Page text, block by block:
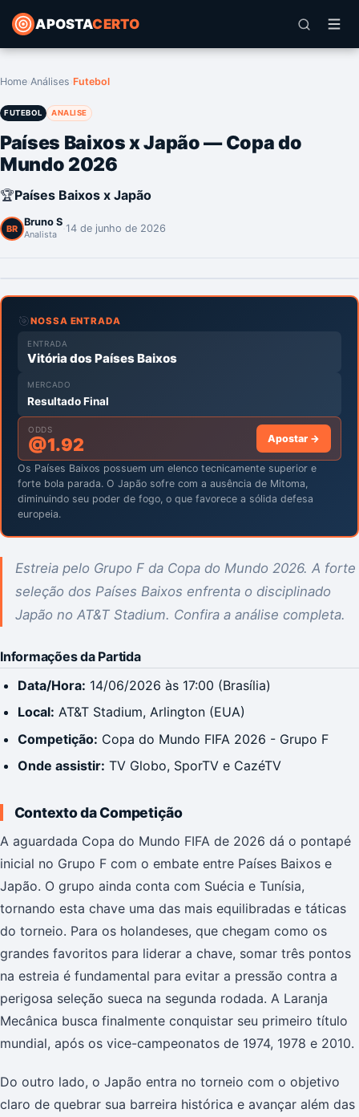
APOSTACERTO
Home Análises Futebol
FUTEBOL ANALISE
Países Baixos x Japão — Copa do
Mundo 2026
🏆Países Baixos x Japão
BR
Bruno S
Analista 14 de junho de 2026
🎯NOSSA ENTRADA
ENTRADA
Vitória dos Países Baixos
MERCADO
Resultado Final
ODDS
@1.92 Apostar →
Os Países Baixos possuem um elenco tecnicamente superior e
forte bola parada. O Japão sofre com a ausência de Mitoma,
diminuindo seu poder de fogo, o que favorece a sólida defesa
europeia.
Estreia pelo Grupo F da Copa do Mundo 2026. A forte
seleção dos Países Baixos enfrenta o disciplinado
Japão no AT&T Stadium. Confira a análise completa.
Informações da Partida
Data/Hora: 14/06/2026 às 17:00 (Brasília)
Local: AT&T Stadium, Arlington (EUA)
Competição: Copa do Mundo FIFA 2026 - Grupo F
Onde assistir: TV Globo, SporTV e CazéTV
Contexto da Competição
A aguardada Copa do Mundo FIFA de 2026 dá o pontapé
inicial no Grupo F com o embate entre Países Baixos e
Japão. O grupo ainda conta com Suécia e Tunísia,
tornando esta chave uma das mais equilibradas e táticas
do torneio. Para os holandeses, que chegam como os
grandes favoritos para liderar a chave, somar três pontos
na estreia é fundamental para evitar a pressão contra a
perigosa seleção sueca na segunda rodada. A Laranja
Mecânica busca finalmente conquistar seu primeiro título
mundial, após os vice-campeonatos de 1974, 1978 e 2010.
Do outro lado, o Japão entra no torneio com o objetivo
claro de quebrar sua barreira histórica e avançar além das